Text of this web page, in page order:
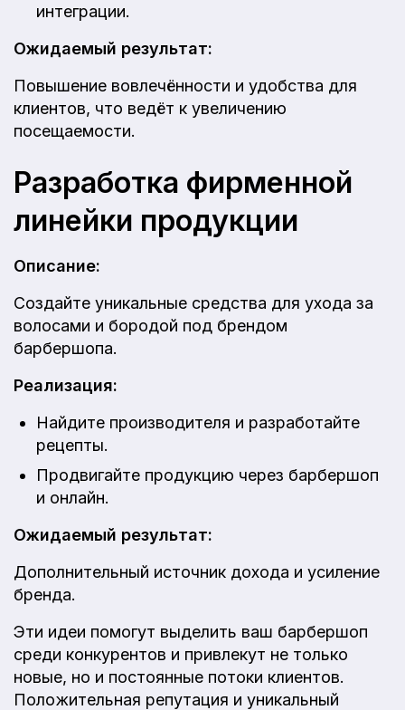
интеграции.
Ожидаемый результат:
Повышение вовлечённости и удобства для
клиентов, что ведёт к увеличению
посещаемости.
Разработка фирменной
линейки продукции
Описание:
Создайте уникальные средства для ухода за
волосами и бородой под брендом
барбершопа.
Реализация:
Найдите производителя и разработайте
рецепты.
Продвигайте продукцию через барбершоп
и онлайн.
Ожидаемый результат:
Дополнительный источник дохода и усиление
бренда.
Эти идеи помогут выделить ваш барбершоп
среди конкурентов и привлекут не только
новые, но и постоянные потоки клиентов.
Положительная репутация и уникальный